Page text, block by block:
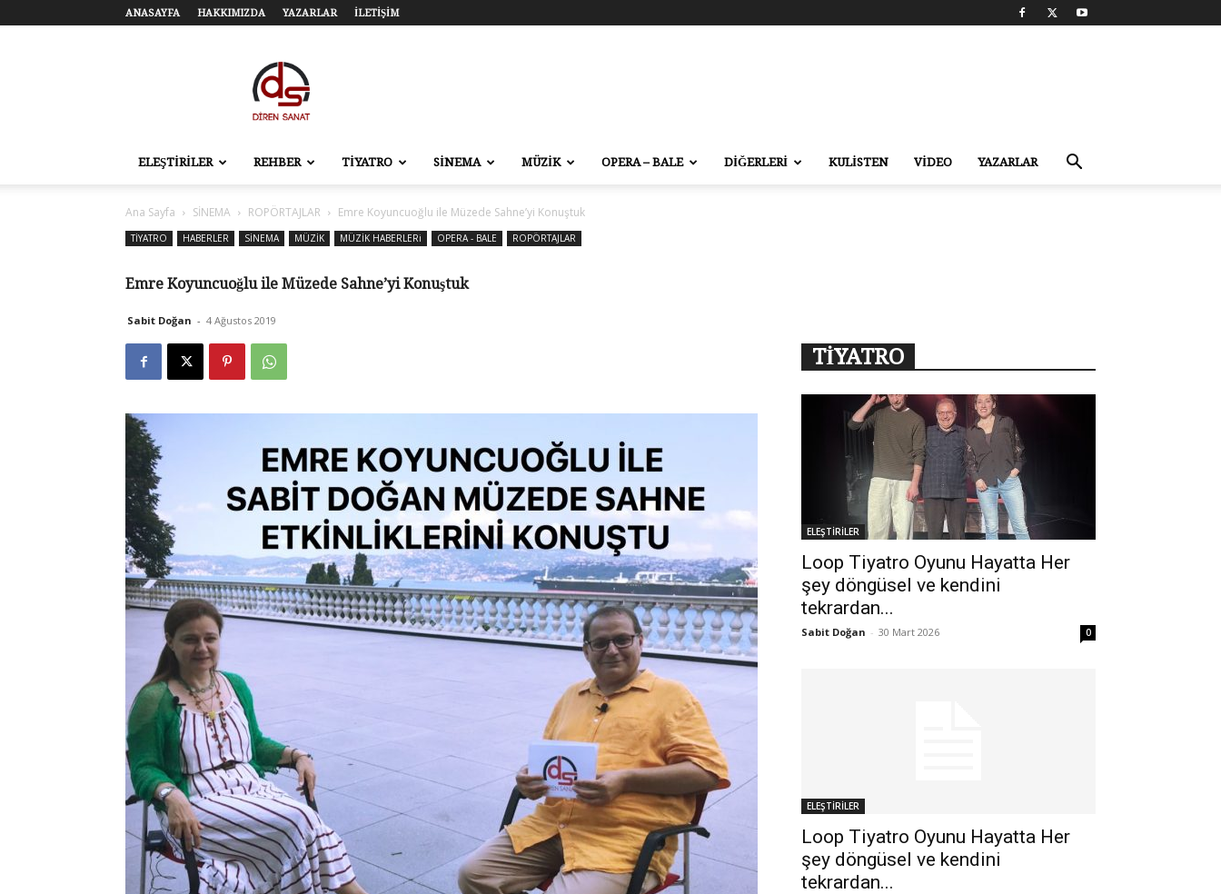
ANASAYFA HAKKIMIZDA YAZARLAR İLETİŞİM
Diren
Sanat
–
Tiyatro,
Sahne
ELEŞTİRİLER REHBER TİYATRO SİNEMA MÜZİK OPERA – BALE DİĞERLERİ KULİSTEN VİDEO YAZARLAR
Ana Sayfa SİNEMA ROPÖRTAJLAR Emre Koyuncuoğlu ile Müzede Sahne’yi Konuştuk
TİYATRO HABERLER SİNEMA MÜZİK MÜZİK HABERLERi OPERA - BALE ROPÖRTAJLAR
Emre Koyuncuoğlu ile Müzede Sahne’yi Konuştuk
Sabit Doğan - 4 Ağustos 2019
TİYATRO
ELEŞTİRİLER
Loop Tiyatro Oyunu Hayatta Her
şey döngüsel ve kendini
tekrardan...
Sabit Doğan - 30 Mart 2026 0
ELEŞTİRİLER
Loop Tiyatro Oyunu Hayatta Her
şey döngüsel ve kendini
tekrardan...